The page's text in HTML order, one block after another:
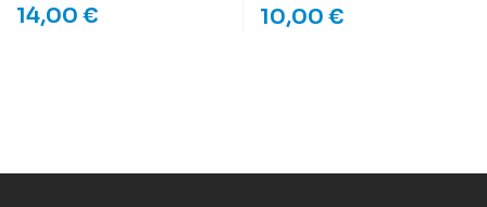
14,00 € 10,00 €